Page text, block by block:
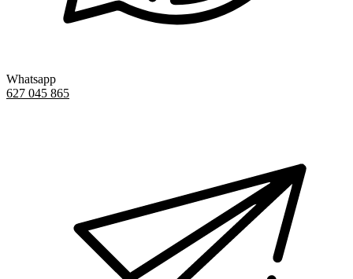
Whatsapp
627 045 865